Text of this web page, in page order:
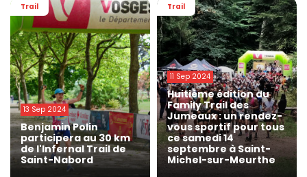
Trail
13 Sep 2024
Benjamin Polin
participera au 30 km
de l'Infernal Trail de
Saint-Nabord
Trail
11 Sep 2024
Huitième édition du
Family Trail des
Jumeaux : un rendez-
vous sportif pour tous
ce samedi 14
septembre à Saint-
Michel-sur-Meurthe